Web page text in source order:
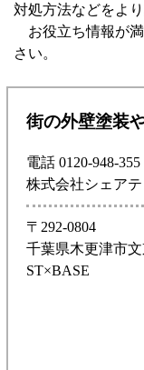
対処方法などをよ
お役立ち情報が
さい。
街の外壁塗装
電話 0120-948-355
株式会社シェアテ
〒292-0804
千葉県木更津市文
ST×BASE